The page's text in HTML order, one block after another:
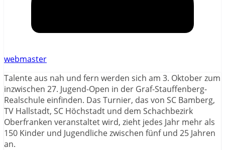
webmaster
Talente aus nah und fern werden sich am 3. Oktober zum
inzwischen 27. Jugend-Open in der Graf-Stauffenberg-
Realschule einfinden. Das Turnier, das von SC Bamberg,
TV Hallstadt, SC Höchstadt und dem Schachbezirk
Oberfranken veranstaltet wird, zieht jedes Jahr mehr als
150 Kinder und Jugendliche zwischen fünf und 25 Jahren
an.